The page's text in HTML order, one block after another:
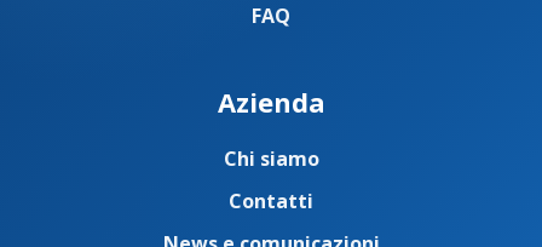
FAQ
Azienda
Chi siamo
Contatti